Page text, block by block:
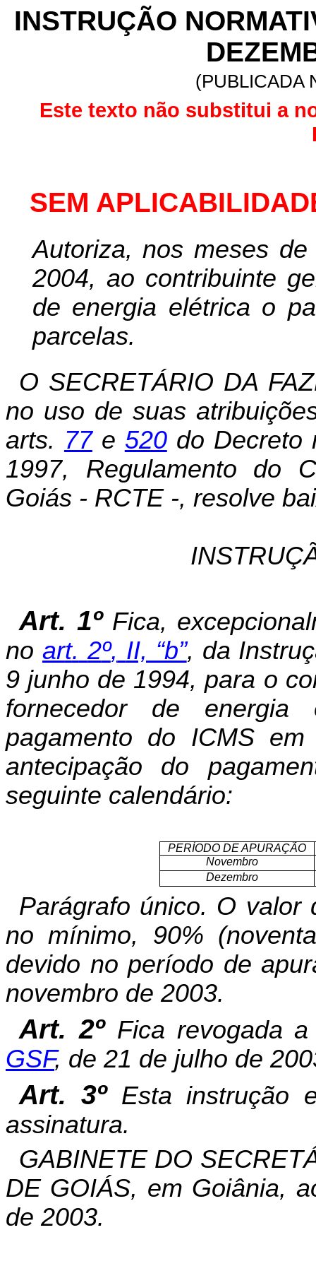
INSTRUÇÃO
(PUBLICADA
Este texto não substitui a
SEM
Autoriza, nos meses
2004, ao contribuinte
de energia elétrica o
parcelas.
O SECRETÁRIO DA
no uso de suas
arts. 77e 520do Decreto
1997, Regulamento do
Goiás - RCTE -, resolve
Art. 1º Fica,
no art. 2º, II, “b”, da
9 junho de 1994, para o
fornecedor de
pagamento do ICMS
antecipação do
seguinte calendário:
PERÍODO DE APURAÇÃO
Novembro
Dezembro
Parágrafo único. O valor
no mínimo, 90%
devido no período de
novembro de 2003.
Art. 2º Fica revogada
GSF, de 21 de julho de
Art. 3ºEsta instrução
assinatura.
GABINETE DO
DE GOIÁS, em Goiânia,
de 2003.